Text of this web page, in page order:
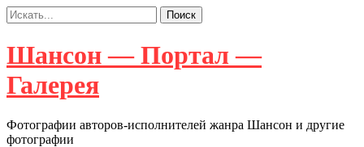
Шансон — Портал —
Галерея
Фотографии авторов-исполнителей жанра Шансон и другие
фотографии